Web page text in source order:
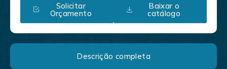
Solicitar
Orçamento
Baixar o
catálogo
Descrição completa